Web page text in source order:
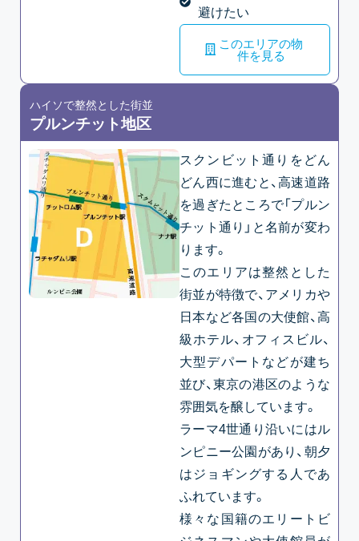
避けたい
このエリアの物
件を見る
ハイソで整然とした街並
プルンチット地区
スクンビット通りをどん
どん西に進むと、高速道路
を過ぎたところで「プルン
チット通り」と名前が変わ
ります。
このエリアは整然とした
街並が特徴で、アメリカや
日本など各国の大使館、高
級ホテル、オフィスビル、
大型デパートなどが建ち
並び、東京の港区のような
雰囲気を醸しています。
ラーマ4世通り沿いにはル
ンピニー公園があり、朝夕
はジョギングする人であ
ふれています。
様々な国籍のエリートビ